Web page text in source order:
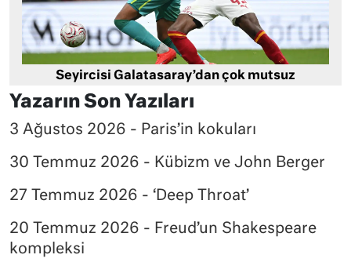
Seyircisi Galatasaray’dan çok mutsuz
Yazarın Son Yazıları
3 Ağustos 2026 - Paris’in kokuları
30 Temmuz 2026 - Kübizm ve John Berger
27 Temmuz 2026 - ‘Deep Throat’
20 Temmuz 2026 - Freud’un Shakespeare
kompleksi